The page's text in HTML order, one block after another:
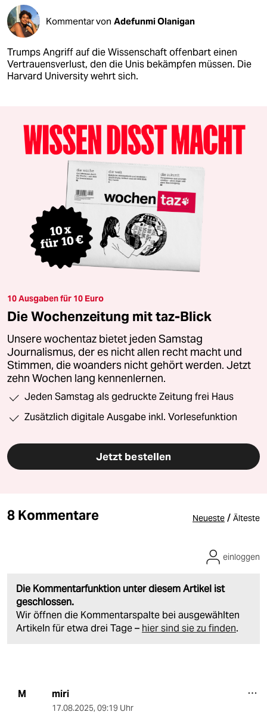
Kommentar von Adefunmi Olanigan
Trumps Angriff auf die Wissenschaft offenbart einen
Vertrauensverlust, den die Unis bekämpfen müssen. Die
Harvard University wehrt sich.
10 Ausgaben für 10 Euro
Die Wochenzeitung mit taz-Blick
Unsere wochentaz bietet jeden Samstag
Journalismus, der es nicht allen recht macht und
Stimmen, die woanders nicht gehört werden. Jetzt
zehn Wochen lang kennenlernen.
Jeden Samstag als gedruckte Zeitung frei Haus
Zusätzlich digitale Ausgabe inkl. Vorlesefunktion
Jetzt bestellen
8 Kommentare Neueste / Älteste
Die Kommentarfunktion unter diesem Artikel ist
geschlossen.
Wir öffnen die Kommentarspalte bei ausgewählten
Artikeln für etwa drei Tage – hier sind sie zu finden.
einloggen
M miri
17.08.2025, 09:19 Uhr